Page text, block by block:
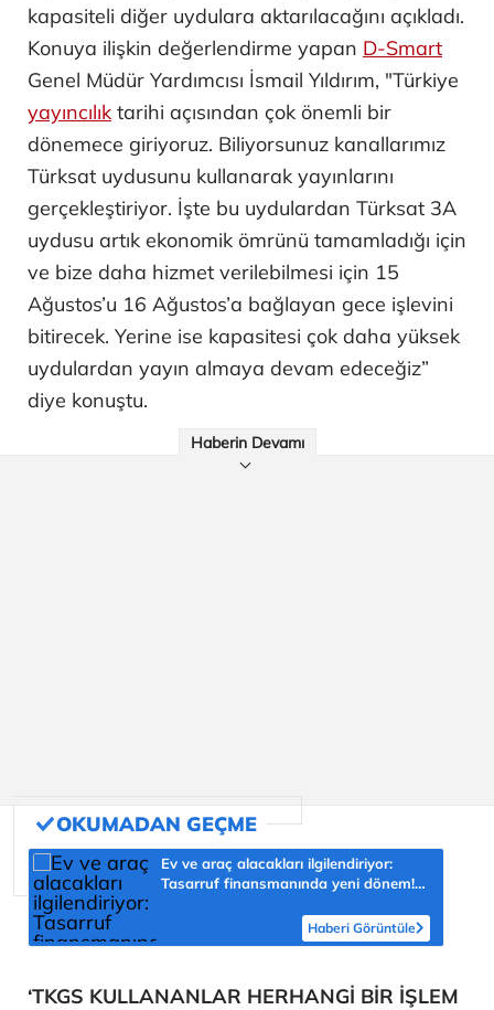
kapasiteli diğer uydulara aktarılacağını açıkladı.
Konuya ilişkin değerlendirme yapan D-Smart
Genel Müdür Yardımcısı İsmail Yıldırım, "Türkiye
yayıncılık tarihi açısından çok önemli bir
dönemece giriyoruz. Biliyorsunuz kanallarımız
Türksat uydusunu kullanarak yayınlarını
gerçekleştiriyor. İşte bu uydulardan Türksat 3A
uydusu artık ekonomik ömrünü tamamladığı için
ve bize daha hizmet verilebilmesi için 15
Ağustos’u 16 Ağustos’a bağlayan gece işlevini
bitirecek. Yerine ise kapasitesi çok daha yüksek
uydulardan yayın almaya devam edeceğiz”
diye konuştu.
Haberin Devamı
Ev ve araç alacakları ilgilendiriyor:
Tasarruf finansmanında yeni dönem!
Haberi Görüntüle
‘TKGS KULLANANLAR HERHANGİ BİR İŞLEM